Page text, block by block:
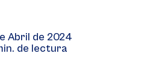
Abril de 2024
de lectura